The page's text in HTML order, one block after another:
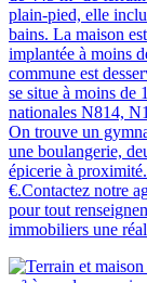
plain-pied, elle
bains. La maison
implantée à moins
commune est
se situe à moins de
nationales N814,
On trouve un
une boulangerie,
épicerie à
€.Contactez notre
pour tout
immobiliers une